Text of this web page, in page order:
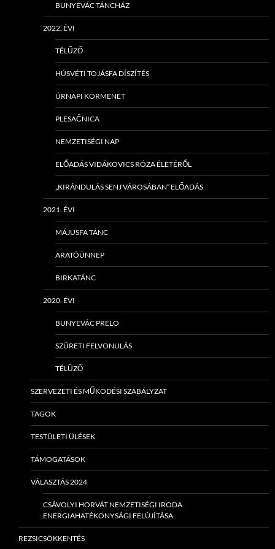
BUNYEVÁC TÁNCHÁZ
2022. ÉVI
TÉLŰZŐ
HÚSVÉTI TOJÁSFA DÍSZÍTÉS
ÚRNAPI KÖRMENET
PLESAČNICA
NEMZETISÉGI NAP
ELŐADÁS VIDÁKOVICS RÓZA ÉLETÉRŐL
„KIRÁNDULÁS SENJ VÁROSÁBAN” ELŐADÁS
2021. ÉVI
MÁJUSFA TÁNC
ARATÓÜNNEP
BIRKATÁNC
2020. ÉVI
BUNYEVÁC PRELO
SZÜRETI FELVONULÁS
TÉLŰZŐ
SZERVEZETI ÉS MŰKÖDÉSI SZABÁLYZAT
TAGOK
TESTÜLETI ÜLÉSEK
TÁMOGATÁSOK
VÁLASZTÁS 2024
CSÁVOLYI HORVÁT NEMZETISÉGI IRODA
ENERGIAHATÉKONYSÁGI FELÚJÍTÁSA
REZSICSÖKKENTÉS